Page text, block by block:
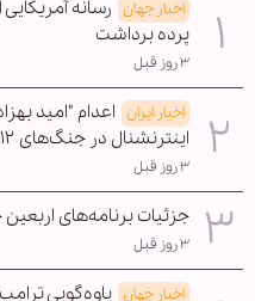
اخبار جهان رسانه
پرده برداشت
۳ روز قبل
اخبار ایران اعدام "امید
اینترنشنال در جنگ‌های ۱۲ روزه و ۴۰ روزه
۳ روز قبل
جزئیات برنامه‌های
۳ روز قبل
اخبار جهان یاوه‌گویی ترامپ